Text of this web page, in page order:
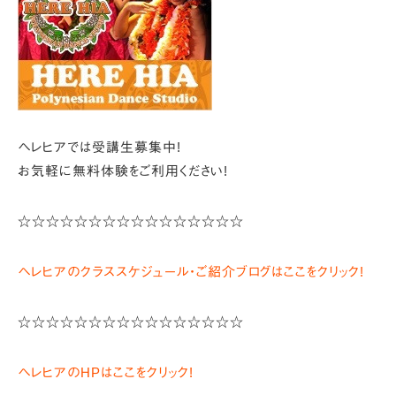
ヘレヒアでは受講生募集中!
お気軽に無料体験をご利用ください!
☆☆☆☆☆☆☆☆☆☆☆☆☆☆☆☆
ヘレヒアのクラススケジュール・ご紹介ブログはここをクリック!
☆☆☆☆☆☆☆☆☆☆☆☆☆☆☆☆
ヘレヒアのHPはここをクリック!